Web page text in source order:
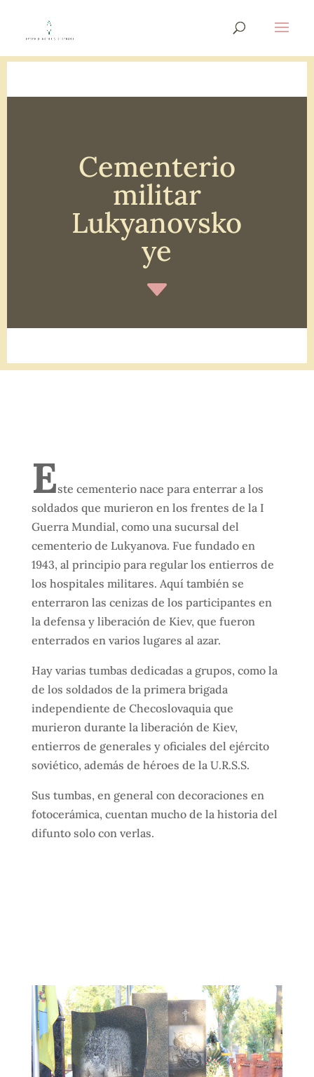
Cementerio
militar
Lukyanovsko
ye
C
Este cementerio nace para enterrar a los
soldados que murieron en los frentes de la I
Guerra Mundial, como una sucursal del
cementerio de Lukyanova. Fue fundado en
1943, al principio para regular los entierros de
los hospitales militares. Aquí también se
enterraron las cenizas de los participantes en
la defensa y liberación de Kiev, que fueron
enterrados en varios lugares al azar.
Hay varias tumbas dedicadas a grupos, como la
de los soldados de la primera brigada
independiente de Checoslovaquia que
murieron durante la liberación de Kiev,
entierros de generales y oficiales del ejército
soviético, además de héroes de la U.R.S.S.
Sus tumbas, en general con decoraciones en
fotocerámica, cuentan mucho de la historia del
difunto solo con verlas.